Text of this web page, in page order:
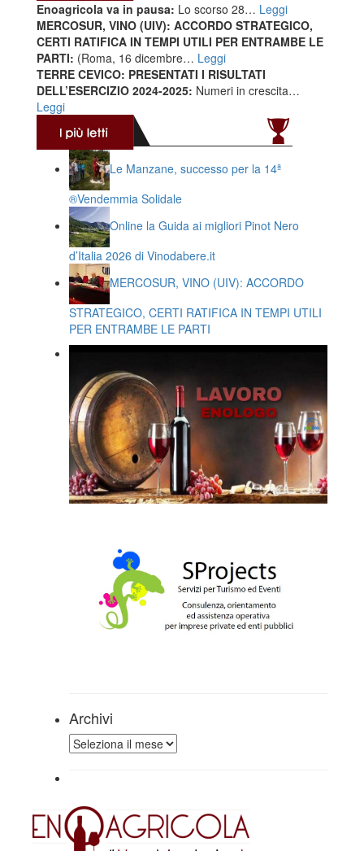
Enoagricola va in pausa: Lo scorso 28… Leggi
MERCOSUR, VINO (UIV): ACCORDO STRATEGICO,
CERTI RATIFICA IN TEMPI UTILI PER ENTRAMBE LE
PARTI: (Roma, 16 dicembre… Leggi
TERRE CEVICO: PRESENTATI I RISULTATI
DELL’ESERCIZIO 2024-2025: Numeri in crescita…
Leggi
Le Manzane, successo per la 14ª
®️Vendemmia Solidale
Online la Guida ai migliori Pinot Nero
d’Italia 2026 di Vinodabere.it
MERCOSUR, VINO (UIV): ACCORDO
STRATEGICO, CERTI RATIFICA IN TEMPI UTILI
PER ENTRAMBE LE PARTI
Archivi
Archivi